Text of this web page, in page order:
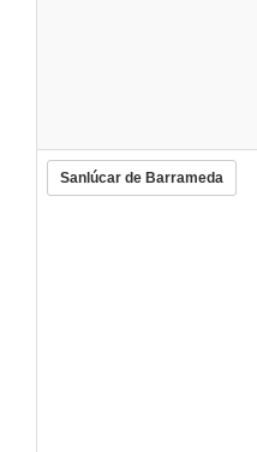
Sanlúcar de Barrameda